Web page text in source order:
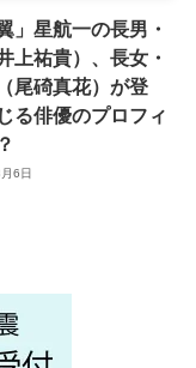
」星航一の長男・
上祐貴）、長女・
尾碕真花）が登
俳優のプロフィ
6日